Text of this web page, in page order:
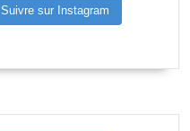
Suivre sur Instagram